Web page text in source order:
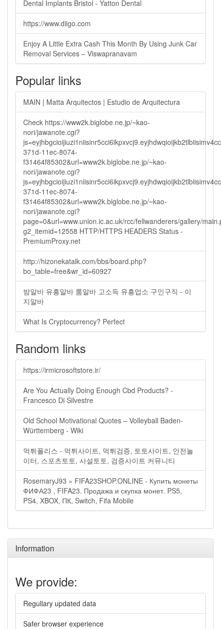
Dental Implants Bristol - Yatton Dental
https://www.diigo.com
Enjoy A Little Extra Cash This Month By Using Junk Car
Removal Services – Viswapranavam
Popular links
MAIN | Matta Arquitectos | Estudio de Arquitectura
Check https://www2k.biglobe.ne.jp/~kao-
nori/jawanote.cgi?
371d-11ec-8074-
f31464f85302&url=www2k.biglobe.ne.jp/~kao-
nori/jawanote.cgi?
371d-11ec-8074-
f31464f85302&url=www2k.biglobe.ne.jp/~kao-
nori/jawanote.cgi?
page=0&url=www.union.ic.ac.uk/rcc/fellwanderers/gallery/
g2_itemid=12558 HTTP/HTTPS HEADERS Status -
PremiumProxy.net
http://hizonekatalk.com/bbs/board.php?
bo_table=free&wr_id=60927
밤알바 유흥알바 룸알바 고소득 유흥업소 구인구직 - 이
지알바
What Is Cryptocurrency? Perfect
Random links
https://irmicrosoftstore.ir/
Are You Actually Doing Enough Cbd Products? -
Francesco Di Silvestre
Old School Motivational Quotes – Volleyball Baden-
Württemberg - Wiki
먹튀폴리스 - 먹튀사이트, 먹튀검증, 토토사이트, 안전놀
이터, 스포츠토토, 사설토토, 검증사이트 커뮤니티
RosemaryJ93 » FIFA23SHOP.ONLINE - Купить монеты
ФИФА23 , FIFA23. Продажа и скупка монет. PS5,
PS4, XBOX, ПК, Switch, Fifa Mobile
Information
We provide:
Regullary updated data
Safer browser experience